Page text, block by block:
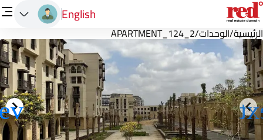
English
الرئيسية/الوحدات/
APARTMENT_124_2